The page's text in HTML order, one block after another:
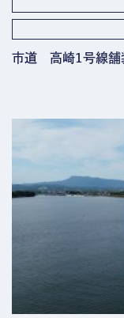
市道 高崎1号線舗